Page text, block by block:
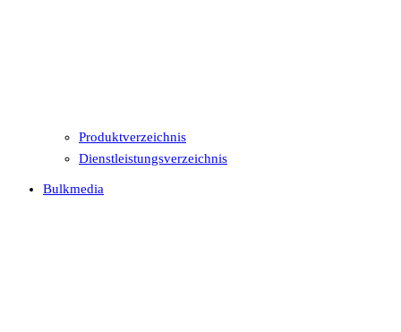
Produktverzeichnis
Dienstleistungsverzeichnis
Bulkmedia